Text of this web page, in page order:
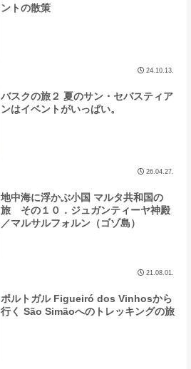
ントの散策
24.10.13.
バスクの旅２ 夏のサン・セバスティア
ンはイベントがいっぱい。
26.04.27.
地中海に浮かぶ小国 マルタ共和国の
旅 その１０．ジュガンティーヤ神殿
／マルサルフォルン（ゴゾ島）
21.08.01.
ポルトガル Figueiró dos Vinhosから
行く São Simãoへのトレッキングの旅